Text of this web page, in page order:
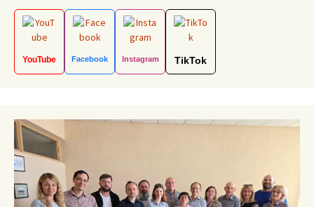
YouTube Facebook Instagram TikTok